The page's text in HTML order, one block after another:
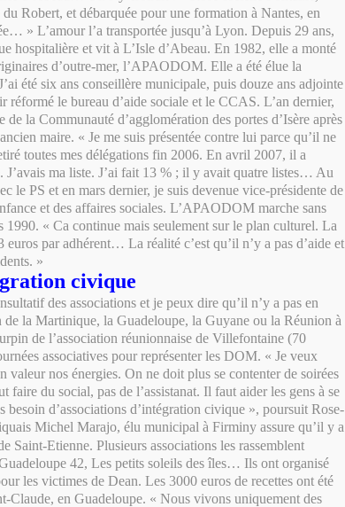
Robert, et débarquée pour une formation à Nantes, en
» L’amour l’a transportée jusqu’à Lyon. Depuis 29 ans,
hospitalière et vit à L’Isle d’Abeau. En 1982, elle a monté
d’outre-mer, l’APAODOM. Elle a été élue la
été six ans conseillère municipale, puis douze ans adjointe
réformé le bureau d’aide sociale et le CCAS. L’an dernier,
de la Communauté d’agglomération des portes d’Isère après
maire. « Je me suis présentée contre lui parce qu’il ne
toutes mes délégations fin 2006. En avril 2007, il a
J’avais ma liste. J’ai fait 13 % ; il y avait quatre listes… Au
le PS et en mars dernier, je suis devenue vice-présidente de
et des affaires sociales. L’APAODOM marche sans
1990. « Ca continue mais seulement sur le plan culturel. La
euros par adhérent… La réalité c’est qu’il n’y a pas d’aide et
»
civique
des associations et je peux dire qu’il n’y a pas en
de la Martinique, la Guadeloupe, la Guyane ou la Réunion à
de l’association réunionnaise de Villefontaine (70
associatives pour représenter les DOM. « Je veux
valeur nos énergies. On ne doit plus se contenter de soirées
faire du social, pas de l’assistanat. Il faut aider les gens à se
besoin d’associations d’intégration civique », poursuit Rose-
Michel Marajo, élu municipal à Firminy assure qu’il y a
Saint-Etienne. Plusieurs associations les rassemblent
42, Les petits soleils des îles… Ils ont organisé
les victimes de Dean. Les 3000 euros de recettes ont été
Claude, en Guadeloupe. « Nous vivons uniquement des